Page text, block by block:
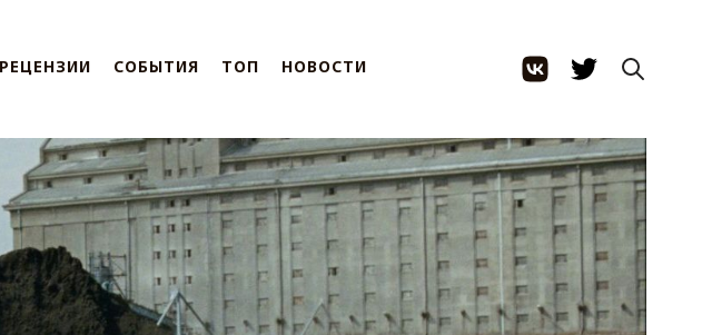
РЕЦЕНЗИИ СОБЫТИЯ ТОП НОВОСТИ